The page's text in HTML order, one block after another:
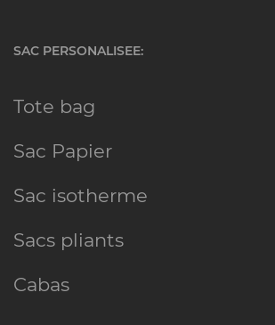
SAC PERSONALISEE:
Tote bag
Sac Papier
Sac isotherme
Sacs pliants
Cabas